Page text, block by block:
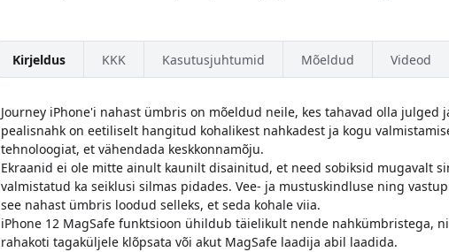
Kirjeldus KKK Kasutusjuhtumid Mõeldud Videod
Journey iPhone'i nahast ümbris on mõeldud neile, kes tahavad olla julged
pealisnahk on eetiliselt hangitud kohalikest nahkadest ja kogu
tehnoloogiat, et vähendada keskkonnamõju.
Ekraanid ei ole mitte ainult kaunilt disainitud, et need sobiksid mugavalt
valmistatud ka seiklusi silmas pidades. Vee- ja mustuskindluse ning
see nahast ümbris loodud selleks, et seda kohale viia.
iPhone 12 MagSafe funktsioon ühildub täielikult nende nahkümbristega,
rahakoti tagaküljele klõpsata või akut MagSafe laadija abil laadida.